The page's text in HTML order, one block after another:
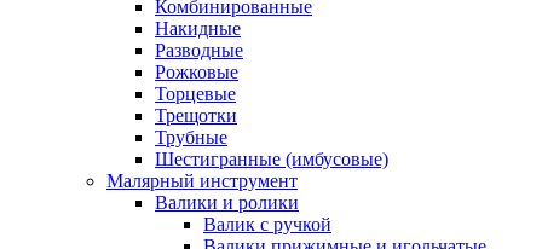
Комбинированные
Накидные
Разводные
Рожковые
Торцевые
Трещотки
Трубные
Шестигранные (имбусовые)
Малярный инструмент
Валики и ролики
Валик с ручкой